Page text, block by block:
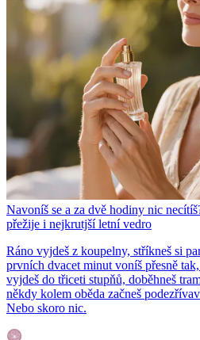
Navoníš se a za dvě hodiny nic
přežije i nejkrutjší letní vedro
Ráno vyjdeš z koupelny, stříkneš si
prvních dvacet minut voníš přesně
vyjdeš do třiceti stupňů, doběhneš
někdy kolem oběda začneš
Nebo skoro nic.